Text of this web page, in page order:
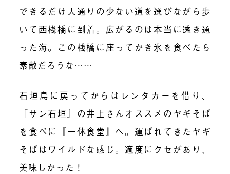
できるだけ人通りの少ない道を選びながら歩
いて西桟橋に到着。広がるのは本当に透き通
った海。この桟橋に座ってかき氷を食べたら
素敵だろうな……
石垣島に戻ってからはレンタカーを借り、
『サン石垣』の井上さんオススメのヤギそば
を食べに『一休食堂』へ。運ばれてきたヤギ
そばはワイルドな感じ。適度にクセがあり、
美味しかった！